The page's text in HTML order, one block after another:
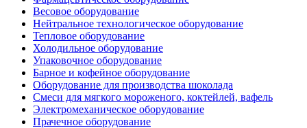
Весовое оборудование
Нейтральное технологическое оборудование
Тепловое оборудование
Холодильное оборудование
Упаковочное оборудование
Барное и кофейное оборудование
Оборудование для производства шоколада
Смеси для мягкого мороженого, коктейлей, вафель
Электромеханическое оборудование
Прачечное оборудование